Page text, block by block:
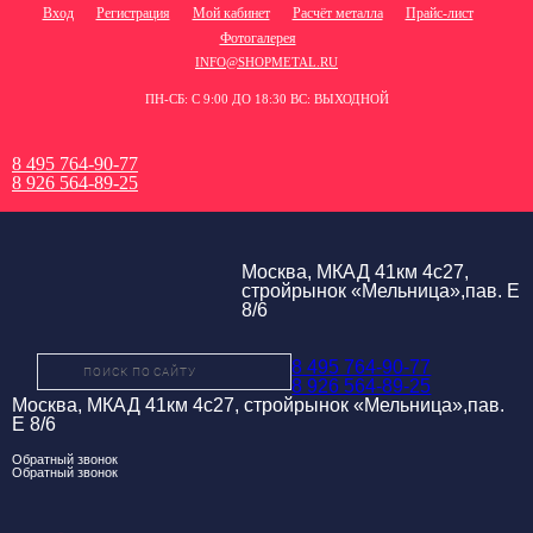
Вход Регистрация Мой кабинет Расчёт металла
Прайс-лист
Фотогалерея
INFO@SHOPMETAL.RU
ПН-СБ: С 9:00 ДО 18:30 ВС: ВЫХОДНОЙ
8 495 764-90-77
8 926 564-89-25
Москва, МКАД 41км 4с27,
стройрынок «Мельница»,пав. Е
8/6
8 495 764-90-77
8 926 564-89-25
Москва, МКАД 41км 4с27, стройрынок «Мельница»,пав.
Е 8/6
Обратный звонок
Обратный звонок